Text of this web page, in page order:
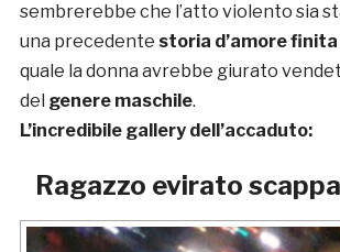
sembrerebbe che l’atto violento sia
una precedente storia d’amore
quale la donna avrebbe giurato
del genere maschile.
L’incredibile gallery dell’accaduto:
Ragazzo evirato